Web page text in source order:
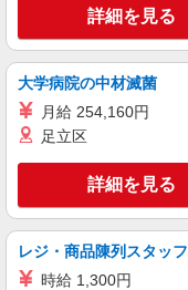
詳細を見る
大学病院の中材滅菌
月給 254,160円
足立区
詳細を見る
レジ・商品陳列スタッフ
時給 1,300円